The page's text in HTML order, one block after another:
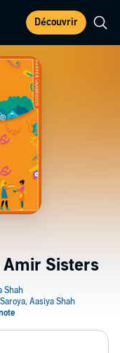
Découvrir
Amir Sisters